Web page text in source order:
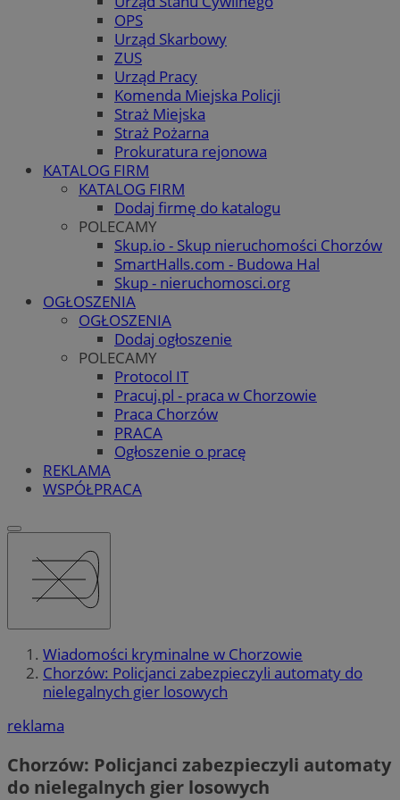
OPS
Urząd Skarbowy
ZUS
Urząd Pracy
Komenda Miejska Policji
Straż Miejska
Straż Pożarna
Prokuratura rejonowa
KATALOG FIRM
KATALOG FIRM
Dodaj firmę do katalogu
POLECAMY
Skup.io - Skup nieruchomości Chorzów
SmartHalls.com - Budowa Hal
Skup - nieruchomosci.org
OGŁOSZENIA
OGŁOSZENIA
Dodaj ogłoszenie
POLECAMY
Protocol IT
Pracuj.pl - praca w Chorzowie
Praca Chorzów
PRACA
Ogłoszenie o pracę
REKLAMA
WSPÓŁPRACA
Wiadomości kryminalne w Chorzowie
Chorzów: Policjanci zabezpieczyli automaty do
nielegalnych gier losowych
reklama
Chorzów: Policjanci zabezpieczyli automaty
do nielegalnych gier losowych